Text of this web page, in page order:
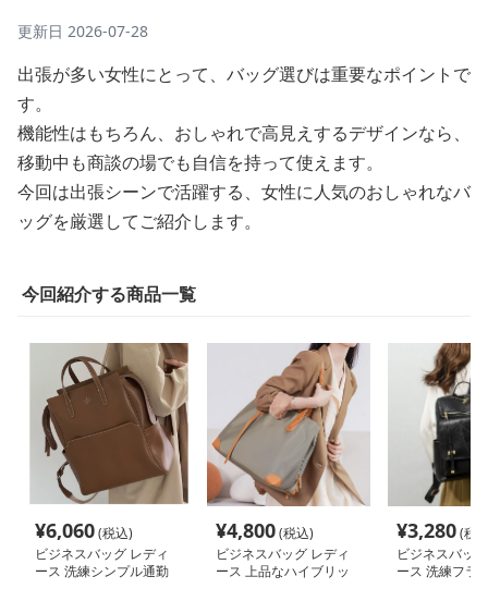
更新日 2026-07-28
出張が多い女性にとって、バッグ選びは重要なポイントで
す。
機能性はもちろん、おしゃれで高見えするデザインなら、
移動中も商談の場でも自信を持って使えます。
今回は出張シーンで活躍する、女性に人気のおしゃれなバ
ッグを厳選してご紹介します。
今回紹介する商品一覧
¥6,060(税込)
ビジネスバッグ レディ
ース 洗練シンプル通勤
¥4,800(税込)
ビジネスバッグ レディ
ース 上品なハイブリッ
¥3,280(税
ビジネスバッ
ース 洗練フラ